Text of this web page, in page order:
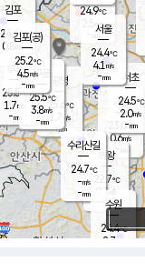
과천
23.0℃
0.6m/s
- mm
의왕
22.7℃
0.3m/s
mm
김포
24.4℃
0.8 m/s
mm
광명
25.6 ℃
1.7 m/s
-mm
부천
25.5℃
1.7m/s
-mm
구로
25.5℃
3.8m/s
-mm
24.9℃
2.5 m/s
- mm
서초
24.5℃
2.0m/s
-mm
수리산길
24.7℃
-m/s
-mm
김포(공)
25.2℃
4.5m/s
-mm
수원
24.4℃
2.7 m/s
서울
24.4℃
4.1 m/s
-mm